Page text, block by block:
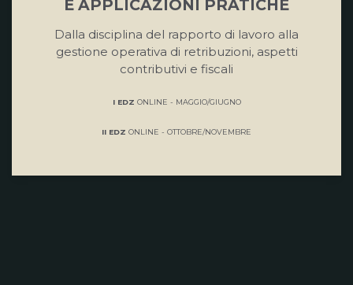
E APPLICAZIONI PRATICHE
Dalla disciplina del rapporto di lavoro alla
gestione operativa di retribuzioni, aspetti
contributivi e fiscali
I EDZ ONLINE - MAGGIO/GIUGNO
II EDZ ONLINE - OTTOBRE/NOVEMBRE